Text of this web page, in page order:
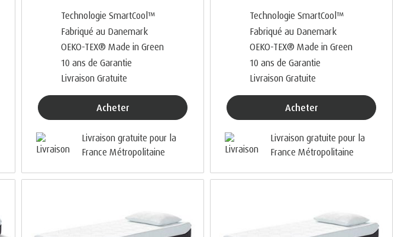
Technologie SmartCool™
Fabriqué au Danemark
OEKO-TEX® Made in Green
10 ans de Garantie
Livraison Gratuite
Acheter
Livraison gratuite pour la
France Métropolitaine
Technologie SmartCool™
Fabriqué au Danemark
OEKO-TEX® Made in Green
10 ans de Garantie
Livraison Gratuite
Acheter
Livraison gratuite pour la
France Métropolitaine